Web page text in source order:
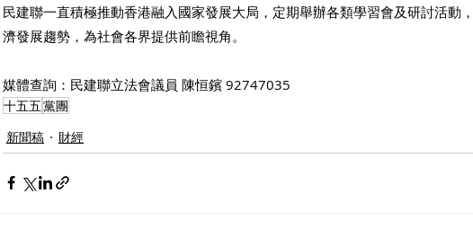
民建聯一直積極推動香港融入國家發展大局，定期舉辦各類學習會及研討活動
濟發展趨勢，為社會各界提供前瞻視角。
媒體查詢：民建聯立法會議員 陳恒鑌 92747035
十五五黨團
新聞稿
財經